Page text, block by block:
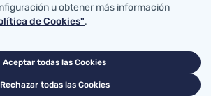
u obtener más información
de Cookies".
Aceptar todas las Cookies
Rechazar todas las Cookies